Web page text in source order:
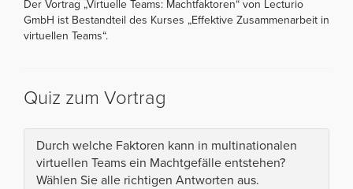
Der Vortrag „Virtuelle Teams: Machtfaktoren“ von Lecturio
GmbH ist Bestandteil des Kurses „Effektive Zusammenarbeit in
virtuellen Teams“.
Quiz zum Vortrag
Durch welche Faktoren kann in multinationalen
virtuellen Teams ein Machtgefälle entstehen?
Wählen Sie alle richtigen Antworten aus.